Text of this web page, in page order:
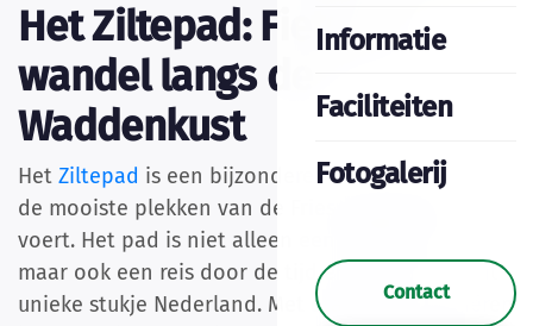
Informatie
Faciliteiten
Fotogalerij
Contact
Het Ziltepad: Fiets en
wandel langs de
Waddenkust
Het Ziltepad is een bijzondere route die je langs
de mooiste plekken van de Friese Waddenkust
voert. Het pad is niet alleen een fysieke route,
maar ook een reis door de tijd en cultuur van dit
unieke stukje Nederland. Met etappes die variëren